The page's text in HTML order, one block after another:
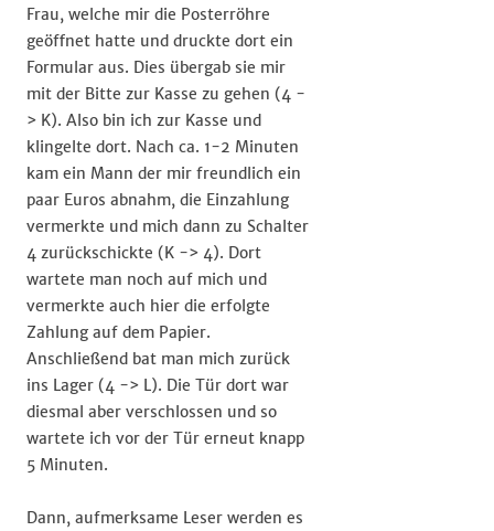
Frau, welche mir die Posterröhre
geöffnet hatte und druckte dort ein
Formular aus. Dies übergab sie mir
mit der Bitte zur Kasse zu gehen (4 -
> K). Also bin ich zur Kasse und
klingelte dort. Nach ca. 1-2 Minuten
kam ein Mann der mir freundlich ein
paar Euros abnahm, die Einzahlung
vermerkte und mich dann zu Schalter
4 zurückschickte (K -> 4). Dort
wartete man noch auf mich und
vermerkte auch hier die erfolgte
Zahlung auf dem Papier.
Anschließend bat man mich zurück
ins Lager (4 -> L). Die Tür dort war
diesmal aber verschlossen und so
wartete ich vor der Tür erneut knapp
5 Minuten.
Dann, aufmerksame Leser werden es